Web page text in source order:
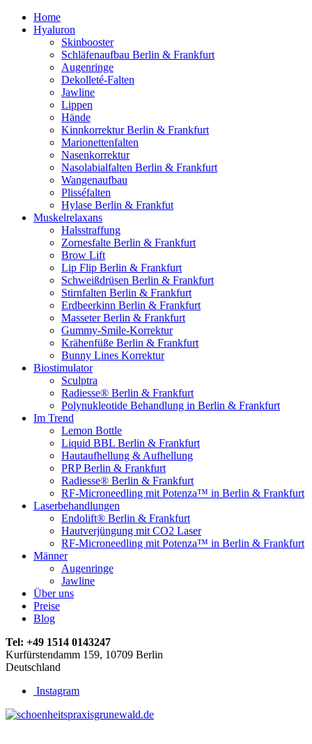
Home
Hyaluron
Skinbooster
Schläfenaufbau Berlin & Frankfurt
Augenringe
Dekolleté-Falten
Jawline
Lippen
Hände
Kinnkorrektur Berlin & Frankfurt
Marionettenfalten
Nasenkorrektur
Nasolabialfalten Berlin & Frankfurt
Wangenaufbau
Plisséfalten
Hylase Berlin & Frankfut
Muskelrelaxans
Halsstraffung
Zornesfalte Berlin & Frankfurt
Brow Lift
Lip Flip Berlin & Frankfurt
Schweißdrüsen Berlin & Frankfurt
Stirnfalten Berlin & Frankfurt
Erdbeerkinn Berlin & Frankfurt
Masseter Berlin & Frankfurt
Gummy-Smile-Korrektur
Krähenfüße Berlin & Frankfurt
Bunny Lines Korrektur
Biostimulator
Sculptra
Radiesse® Berlin & Frankfurt
Polynukleotide Behandlung in Berlin & Frankfurt
Im Trend
Lemon Bottle
Liquid BBL Berlin & Frankfurt
Hautaufhellung & Aufhellung
PRP Berlin & Frankfurt
Radiesse® Berlin & Frankfurt
RF-Microneedling mit Potenza™ in Berlin & Frankfurt
Laserbehandlungen
Endolift® Berlin & Frankfurt
Hautverjüngung mit CO2 Laser
RF-Microneedling mit Potenza™ in Berlin & Frankfurt
Männer
Augenringe
Jawline
Über uns
Preise
Blog
Tel: +49 1514 0143247
Kurfürstendamm 159, 10709 Berlin
Deutschland
Instagram